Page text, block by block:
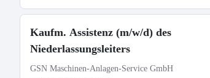
Kaufm. Assistenz (m/w/d) des
Niederlassungsleiters
GSN Maschinen-Anlagen-Service GmbH